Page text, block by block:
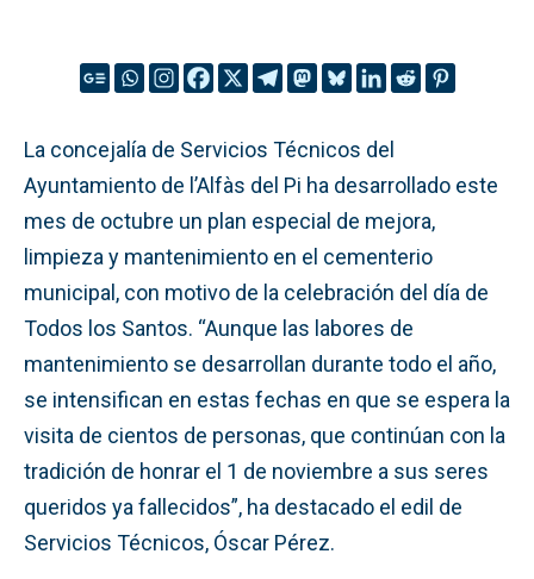
La concejalía de Servicios Técnicos del
Ayuntamiento de l’Alfàs del Pi ha desarrollado este
mes de octubre un plan especial de mejora,
limpieza y mantenimiento en el cementerio
municipal, con motivo de la celebración del día de
Todos los Santos. “Aunque las labores de
mantenimiento se desarrollan durante todo el año,
se intensifican en estas fechas en que se espera la
visita de cientos de personas, que continúan con la
tradición de honrar el 1 de noviembre a sus seres
queridos ya fallecidos”, ha destacado el edil de
Servicios Técnicos, Óscar Pérez.